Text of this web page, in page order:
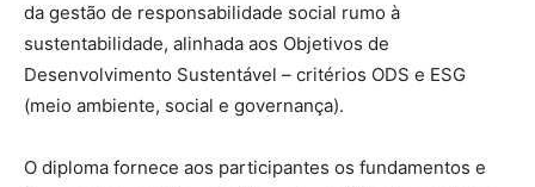
da gestão de responsabilidade social rumo à
sustentabilidade, alinhada aos Objetivos de
Desenvolvimento Sustentável – critérios ODS e ESG
(meio ambiente, social e governança).
O diploma fornece aos participantes os fundamentos e